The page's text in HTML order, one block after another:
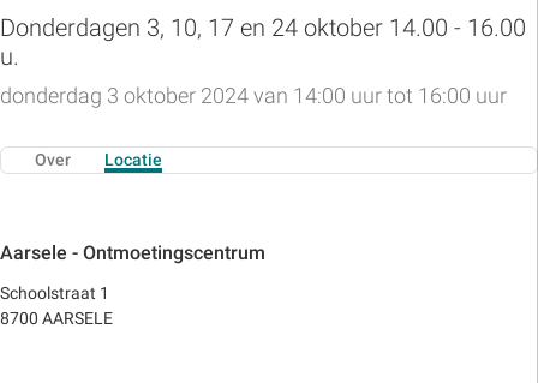
Donderdagen 3, 10, 17 en 24 oktober 14.00 - 16.00
u.
donderdag 3 oktober 2024 van 14:00 uur tot 16:00 uur
Over Locatie
Aarsele - Ontmoetingscentrum
Schoolstraat 1
8700 AARSELE